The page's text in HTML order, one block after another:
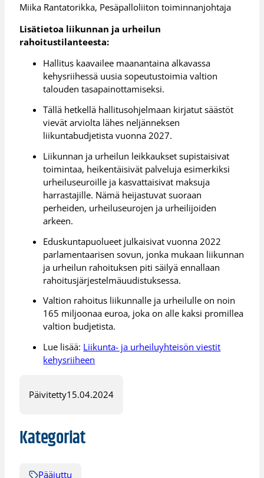
Miika Rantatorikka, Pesäpalloliiton toiminnanjohtaja
Lisätietoa liikunnan ja urheilun
rahoitustilanteesta:
Hallitus kaavailee maanantaina alkavassa
kehysriihessä uusia sopeutustoimia valtion
talouden tasapainottamiseksi.
Tällä hetkellä hallitusohjelmaan kirjatut säästöt
vievät arviolta lähes neljänneksen
liikuntabudjetista vuonna 2027.
Liikunnan ja urheilun leikkaukset supistaisivat
toimintaa, heikentäisivät palveluja esimerkiksi
urheiluseuroille ja kasvattaisivat maksuja
harrastajille. Nämä heijastuvat suoraan
perheiden, urheiluseurojen ja urheilijoiden
arkeen.
Eduskuntapuolueet julkaisivat vuonna 2022
parlamentaarisen sovun, jonka mukaan liikunnan
ja urheilun rahoituksen piti säilyä ennallaan
rahoitusjärjestelmäuudistuksessa.
Valtion rahoitus liikunnalle ja urheilulle on noin
165 miljoonaa euroa, joka on alle kaksi promillea
valtion budjetista.
Lue lisää: Liikunta- ja urheiluyhteisön viestit
kehysriiheen
Päivitetty15.04.2024
Kategoriat
Pääjuttu